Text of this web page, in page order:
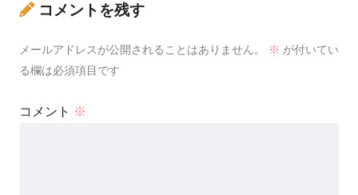
コメントを残す
メールアドレスが公開されることはありません。 ※ が付いてい
る欄は必須項目です
コメント ※